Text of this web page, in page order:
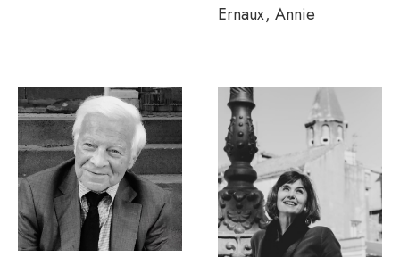
Ernaux, Annie